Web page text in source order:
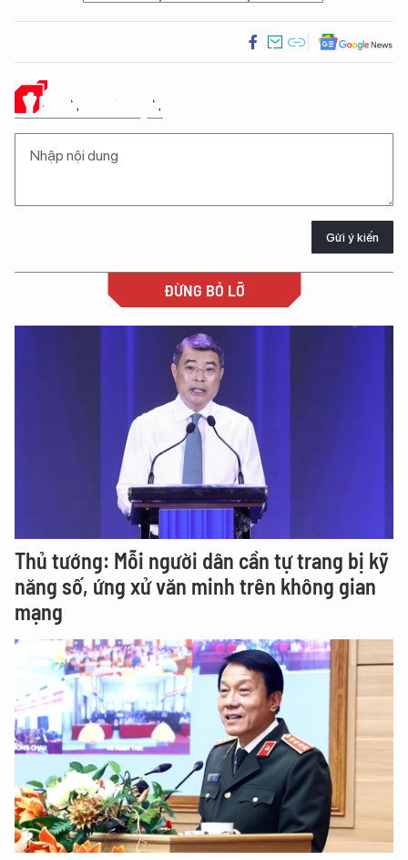
Ý KIẾN CỦA BẠN
Gửi ý kiến
ĐỪNG BỎ LỠ
Thủ tướng: Mỗi người dân cần tự trang bị kỹ
năng số, ứng xử văn minh trên không gian
mạng